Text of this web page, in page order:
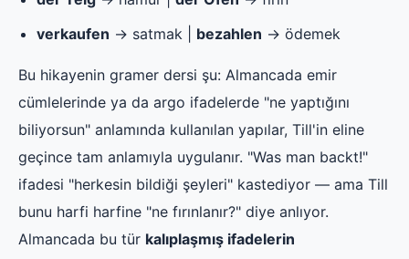
verkaufen → satmak | bezahlen → ödemek
Bu hikayenin gramer dersi şu: Almancada emir
cümlelerinde ya da argo ifadelerde "ne yaptığını
biliyorsun" anlamında kullanılan yapılar, Till'in eline
geçince tam anlamıyla uygulanır. "Was man backt!"
ifadesi "herkesin bildiği şeyleri" kastediyor — ama Till
bunu harfi harfine "ne fırınlanır?" diye anlıyor.
Almancada bu tür kalıplaşmış ifadelerin